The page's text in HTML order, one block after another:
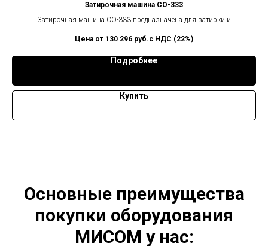
Затирочная машина СО-333
Затирочная машина СО-333 предназначена для затирки и
заливке.Заглаживающая машина СО-333,соответствует всем мировым
130 296 руб.с НДС (22%)
Подробнее
Купить
Основные преимущества
покупки оборудования
МИСОМ у нас: